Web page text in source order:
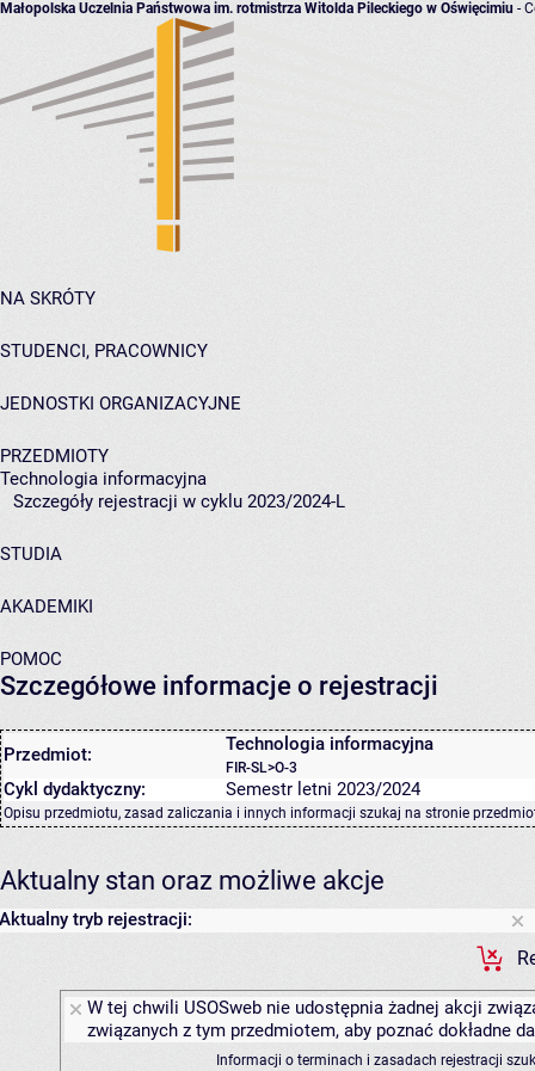
Małopolska Uczelnia Państwowa im. rotmistrza Witolda Pileckiego w Oświęcimiu -
NA SKRÓTY
STUDENCI, PRACOWNICY
JEDNOSTKI ORGANIZACYJNE
PRZEDMIOTY
Technologia informacyjna
Szczegóły rejestracji w cyklu 2023/2024-L
STUDIA
AKADEMIKI
POMOC
Szczegółowe informacje o rejestracji
Przedmiot: Technologia informacyjna
FIR-SL>O-3
Cykl dydaktyczny: Semestr letni 2023/2024
Opisu przedmiotu, zasad zaliczania i innych informacji szukaj na stronie
Aktualny stan oraz możliwe akcje
Aktualny tryb rejestracji:
W tej chwili USOSweb nie udostępnia żadnej akcji
związanych z tym przedmiotem, aby poznać dokładne
Informacji o terminach i zasadach rejestracji